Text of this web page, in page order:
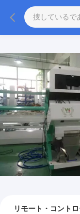
リモート・コント